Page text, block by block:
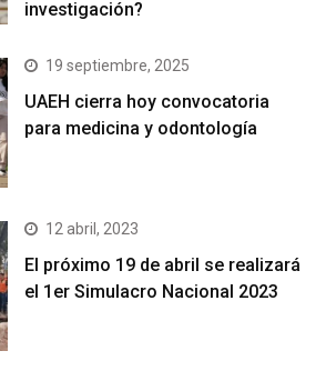
investigación?
19 septiembre, 2025
UAEH cierra hoy convocatoria
para medicina y odontología
12 abril, 2023
El próximo 19 de abril se realizará
el 1er Simulacro Nacional 2023